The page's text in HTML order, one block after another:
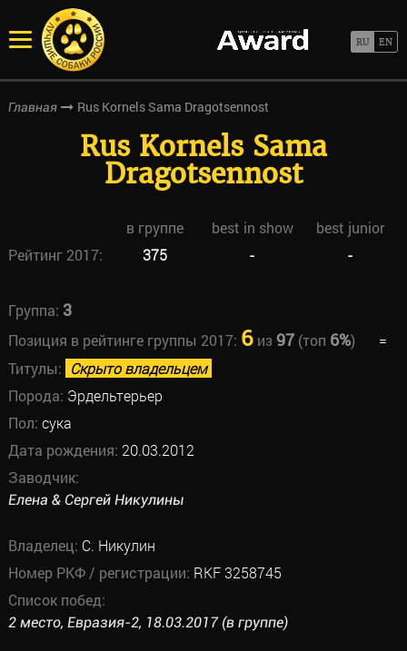
Главная Rus Kornels Sama Dragotsennost
Rus Kornels Sama
Dragotsennost
в группе best in show
best junior
Рейтинг 2017:
375 - -
Группа: 3
Позиция в рейтинге группы 2017: 6из97(топ 6%)
=
Титулы: Скрыто владельцем
Порода: Эрдельтерьер
Пол: сука
Дата рождения: 20.03.2012
Заводчик:
Елена & Сергей Никулины
Владелец: С. Никулин
Номер РКФ / регистрации: RKF 3258745
Список побед:
2 место, Евразия-2, 18.03.2017 (в группе)